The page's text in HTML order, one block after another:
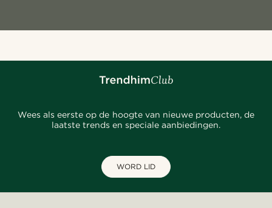
Wees als eerste op de hoogte van nieuwe producten, de
laatste trends en speciale aanbiedingen.
WORD LID